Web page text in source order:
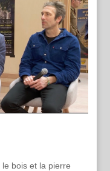
bois et la pierre